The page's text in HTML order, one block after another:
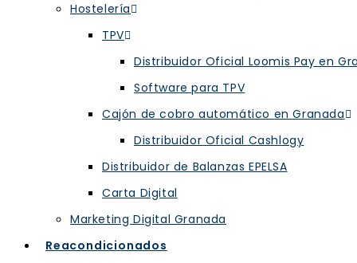
Hostelería
TPV
Distribuidor Oficial Loomis Pay en
Software para TPV
Cajón de cobro automático en Granada
Distribuidor Oficial Cashlogy
Distribuidor de Balanzas EPELSA
Carta Digital
Marketing Digital Granada
Reacondicionados